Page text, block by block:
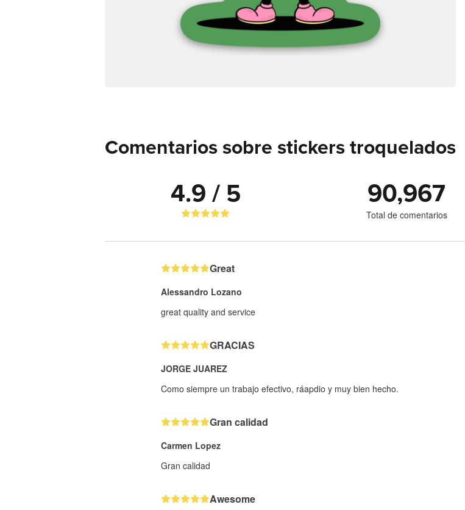
Comentarios sobre stickers troquelados
4.9 / 5 90,967
Total de comentarios
Great
Alessandro Lozano
great quality and service
GRACIAS
JORGE JUAREZ
Como siempre un trabajo efectivo, ráapdio y muy bien hecho.
Gran calidad
Carmen Lopez
Gran calidad
Awesome